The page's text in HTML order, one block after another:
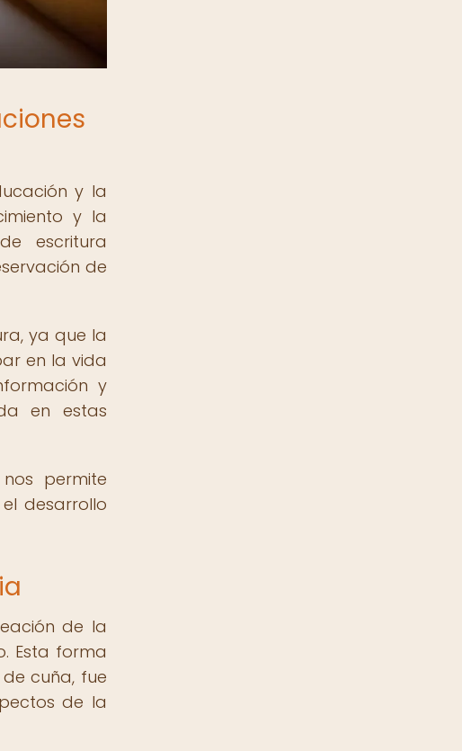
y la
y la
escritura
de
ya que la
en la vida
y
en estas
permite
desarrollo
de la
Esta forma
cuña, fue
de la